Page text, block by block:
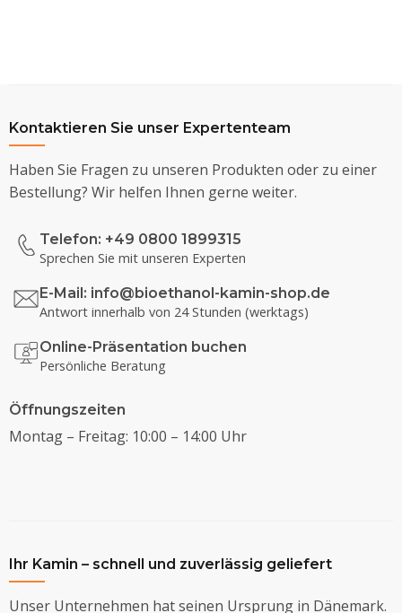
Kontaktieren Sie unser Expertenteam
Haben Sie Fragen zu unseren Produkten oder zu einer
Bestellung? Wir helfen Ihnen gerne weiter.
Telefon: +49 0800 1899315
Sprechen Sie mit unseren Experten
E-Mail: info@bioethanol-kamin-shop.de
Antwort innerhalb von 24 Stunden (werktags)
Online-Präsentation buchen
Persönliche Beratung
Öffnungszeiten
Montag – Freitag: 10:00 – 14:00 Uhr
Ihr Kamin – schnell und zuverlässig geliefert
Unser Unternehmen hat seinen Ursprung in Dänemark.